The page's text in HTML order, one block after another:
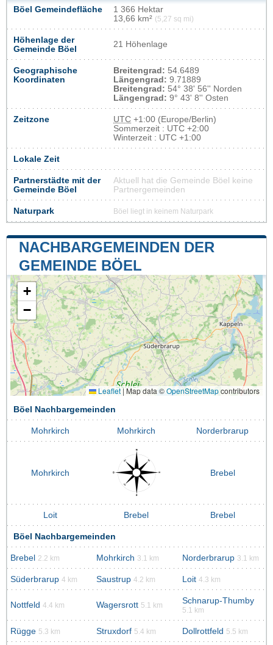
Böel Gemeindefläche
1 366 Hektar
13,66 km² (5,27 sq mi)
Höhenlage der
Gemeinde Böel
21 Höhenlage
Geographische
Koordinaten
Breitengrad: 54.6489
Längengrad: 9.71889
Breitengrad: 54° 38' 56'' Norden
Längengrad: 9° 43' 8'' Osten
Zeitzone UTC +1:00 (Europe/Berlin)
Sommerzeit : UTC +2:00
Winterzeit : UTC +1:00
Lokale Zeit
Partnerstädte mit der
Gemeinde Böel
Aktuell hat die Gemeinde Böel keine
Partnergemeinden
Naturpark Böel liegt in keinem Naturpark
NACHBARGEMEINDEN DER
GEMEINDE BÖEL
+
−
Leaflet|Map data ©OpenStreetMapcontributors
Böel Nachbargemeinden
Mohrkirch Mohrkirch Norderbrarup
Mohrkirch Brebel
Loit Brebel Brebel
Böel Nachbargemeinden
Brebel 2.2 km Mohrkirch 3.1 km Norderbrarup 3.1 km
Süderbrarup 4 km Saustrup 4.2 km Loit 4.3 km
Nottfeld 4.4 km Wagersrott 5.1 km Schnarup-Thumby
5.1 km
Rügge 5.3 km Struxdorf 5.4 km Dollrottfeld 5.5 km